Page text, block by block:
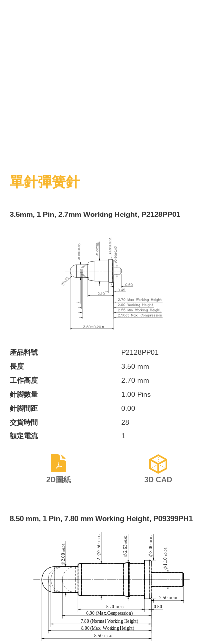
單針彈簧針
3.5mm, 1 Pin, 2.7mm Working Height, P2128PP01
產品料號
P2128PP01
長度
3.50 mm
工作高度
2.70 mm
針腳數量
1.00 Pins
針腳間距
0.00
交貨時間
28
額定電流
1
2D圖紙 3D CAD
8.50 mm, 1 Pin, 7.80 mm Working Height, P09399PH1